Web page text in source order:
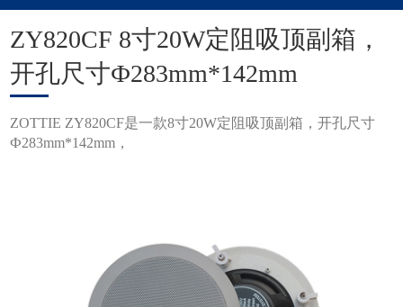
ZY820CF 8寸20W定阻吸顶副箱，
开孔尺寸Ф283mm*142mm
ZOTTIE ZY820CF是一款8寸20W定阻吸顶副箱，开孔尺寸
Ф283mm*142mm，